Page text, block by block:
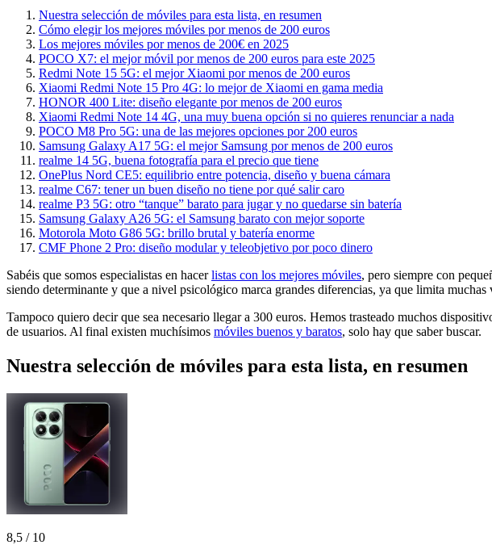
Nuestra selección de móviles para esta lista, en resumen
Cómo elegir los mejores móviles por menos de 200 euros
Los mejores móviles por menos de 200€ en 2025
POCO X7: el mejor móvil por menos de 200 euros para este 2025
Redmi Note 15 5G: el mejor Xiaomi por menos de 200 euros
Xiaomi Redmi Note 15 Pro 4G: lo mejor de Xiaomi en gama media
HONOR 400 Lite: diseño elegante por menos de 200 euros
Xiaomi Redmi Note 14 4G, una muy buena opción si no quieres renunciar a nada
POCO M8 Pro 5G: una de las mejores opciones por 200 euros
Samsung Galaxy A17 5G: el mejor Samsung por menos de 200 euros
realme 14 5G, buena fotografía para el precio que tiene
OnePlus Nord CE5: equilibrio entre potencia, diseño y buena cámara
realme C67: tener un buen diseño no tiene por qué salir caro
realme P3 5G: otro “tanque” barato para jugar y no quedarse sin batería
Samsung Galaxy A26 5G: el Samsung barato con mejor soporte
Motorola Moto G86 5G: brillo brutal y batería enorme
CMF Phone 2 Pro: diseño modular y teleobjetivo por poco dinero
Sabéis que somos especialistas en hacerlistas con los mejores móviles, pero siempre con
siendo determinante y que a nivel psicológico marca grandes diferencias, ya que limita
Tampoco quiero decir que sea necesario llegar a 300 euros. Hemos trasteado muchos
de usuarios. Al final existen muchísimos móviles buenos y baratos, solo hay que saber buscar.
Nuestra selección de móviles para esta lista, en resumen
8,5 / 10